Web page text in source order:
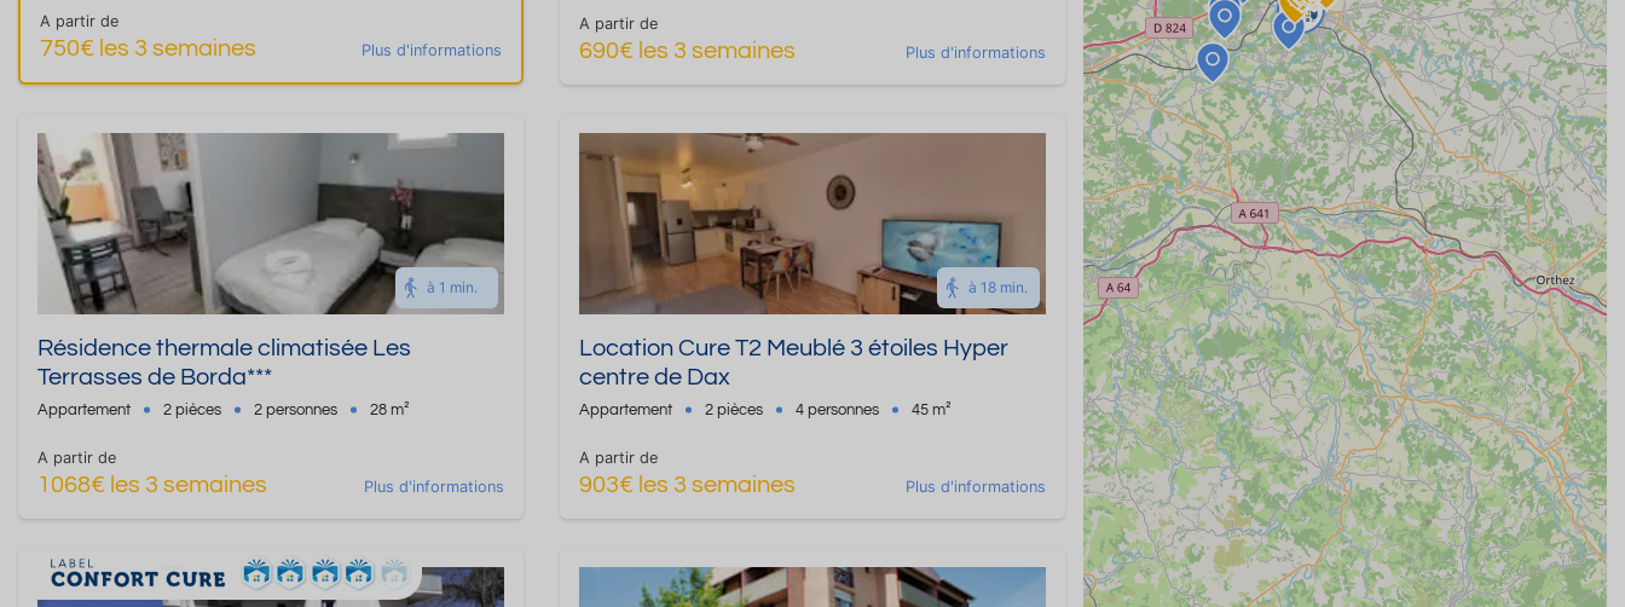
A partir de
750€ les 3 semaines Plus d'informations
A partir de
690€ les 3 semaines Plus d'informations
à 1 min.
Résidence thermale climatisée Les
Terrasses de Borda***
Appartement 2 pièces 2 personnes 28 m²
A partir de
1068€ les 3 semaines Plus d'informations
à 18 min.
Location Cure T2 Meublé 3 étoiles Hyper
centre de Dax
Appartement 2 pièces 4 personnes 45 m²
A partir de
903€ les 3 semaines Plus d'informations